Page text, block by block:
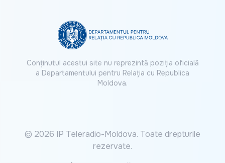
Conținutul acestui site nu reprezintă poziția oficială
a Departamentului pentru Relația cu Republica
Moldova.
© 2026 IP Teleradio-Moldova. Toate drepturile
rezervate.